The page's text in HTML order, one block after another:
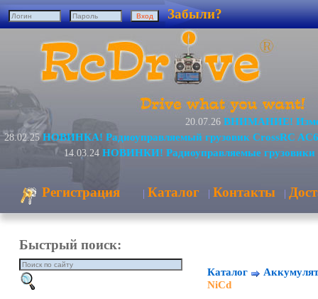
Забыли?
20.07.26 ВНИМАНИЕ!
28.02.25 НОВИНКА! Радиоуправляемый грузовик CrossRC
14.03.24 НОВИНКИ! Радиоуправляемые грузовики
Регистрация | Каталог | Контакты |
Быстрый поиск:
Каталог
NiCd